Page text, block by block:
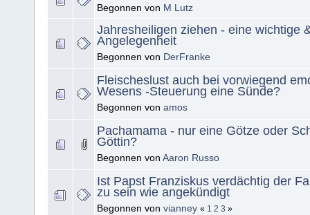
Begonnen von M Lutz
Jahresheiligen ziehen - eine wichtige
Angelegenheit
Begonnen von DerFranke
Fleischeslust auch bei vorwiegend
Wesens -Steuerung eine Sünde?
Begonnen von amos
Pachamama - nur eine Götze oder
Göttin?
Begonnen von Aaron Russo
Ist Papst Franziskus verdächtig der
zu sein wie angekündigt
Begonnen von vianney « 1 2 3 »